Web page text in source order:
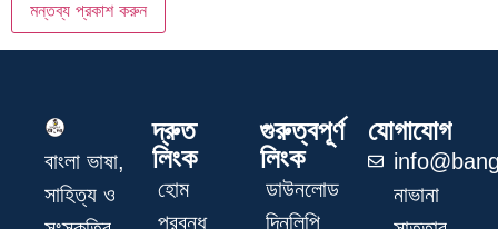
বাংলা ভাষা,
সাহিত্য ও
দ্রুত
লিংক
হোম
প্রবন্ধ
গুরুত্বপূর্ণ
লিংক
ডাউনলোড
দিনলিপি
যোগাযোগ
নাভানা